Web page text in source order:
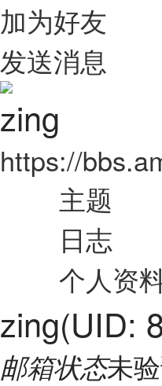
加为好友
发送消息
zing
https://
主题
日志
个人资
zing(UID:
邮箱状态未